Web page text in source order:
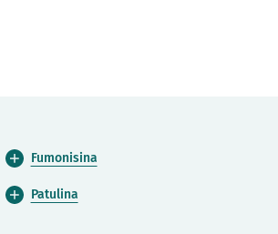
Fumonisina
Patulina